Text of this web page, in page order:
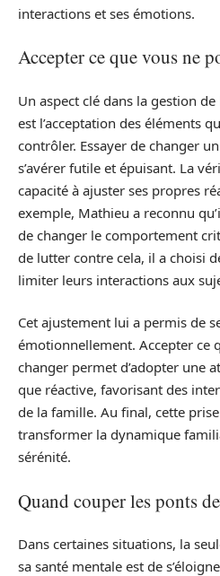
interactions et ses émotions.
Accepter ce que vous ne
Un aspect clé dans la gestion
est l’acceptation des éléments
contrôler. Essayer de changer
s’avérer futile et épuisant. La
capacité à ajuster ses propres
exemple, Mathieu a reconnu
de changer le comportement
de lutter contre cela, il a choisi
limiter leurs interactions aux
Cet ajustement lui a permis de
émotionnellement. Accepter ce
changer permet d’adopter une
que réactive, favorisant des
de la famille. Au final, cette
transformer la dynamique
sérénité.
Quand couper les ponts
Dans certaines situations, la
sa santé mentale est de